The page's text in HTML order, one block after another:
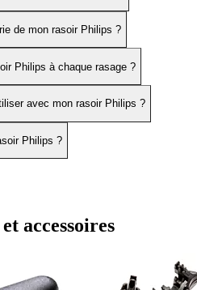
de mon rasoir Philips ?
Philips à chaque rasage ?
avec mon rasoir Philips ?
Philips ?
accessoires